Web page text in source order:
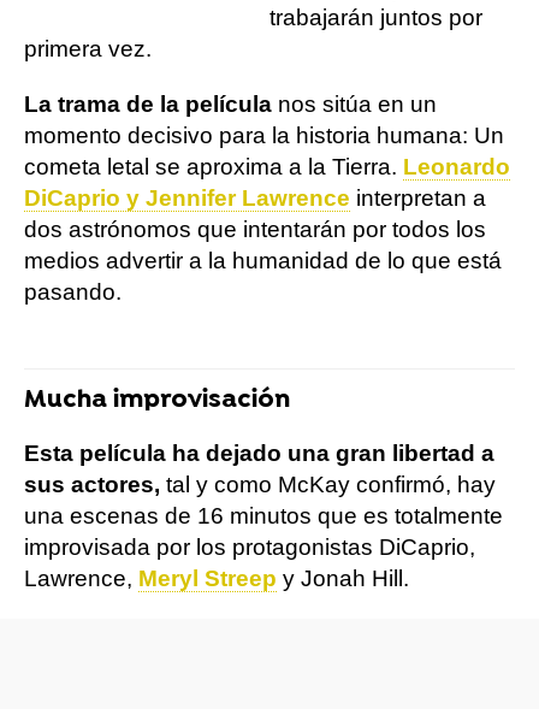
trabajarán juntos por
primera vez.
La trama de la película nos sitúa en un
momento decisivo para la historia humana: Un
cometa letal se aproxima a la Tierra. Leonardo
DiCaprio y Jennifer Lawrence interpretan a
dos astrónomos que intentarán por todos los
medios advertir a la humanidad de lo que está
pasando.
Mucha improvisación
Esta película ha dejado una gran libertad a
sus actores, tal y como McKay confirmó, hay
una escenas de 16 minutos que es totalmente
improvisada por los protagonistas DiCaprio,
Lawrence, Meryl Streep y Jonah Hill.